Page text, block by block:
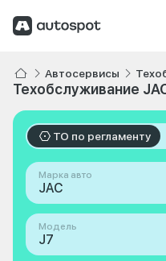
Автосервисы
Техобслуживание
ТО по регламенту
Марка авто
JAC
Модель
J7